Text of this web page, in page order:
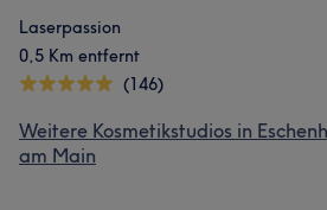
Laserpassion
0,5 Km entfernt
(146)
Weitere Kosmetikstudios in
am Main